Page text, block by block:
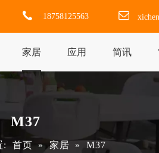
+18758125563
家居 应用 简讯
M37
: 首页 » 家居 » M37